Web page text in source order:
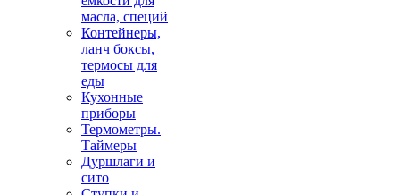
масла, специй
Контейнеры,
ланч боксы,
термосы для
еды
Кухонные
приборы
Термометры.
Таймеры
Дуршлаги и
сито